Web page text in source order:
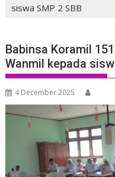
siswa SMP 2 SBB
Babinsa Koramil
Wanmil kepada
4 December 2025